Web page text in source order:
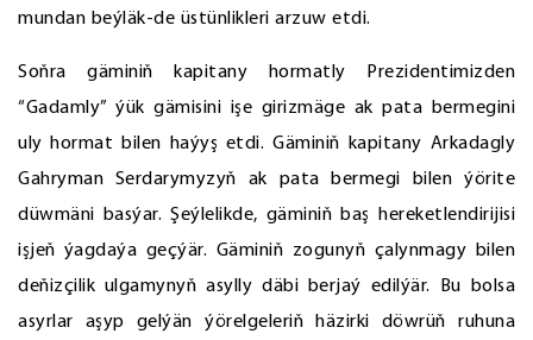
mundan beýläk-de üstünlikleri arzuw etdi.
Soňra gäminiň kapitany hormatly Prezidentimizden
“Gadamly” ýük gämisini işe girizmäge ak pata bermegini
uly hormat bilen haýyş etdi. Gäminiň kapitany Arkadagly
Gahryman Serdarymyzyň ak pata bermegi bilen ýörite
düwmäni basýar. Şeýlelikde, gäminiň baş hereketlendirijisi
işjeň ýagdaýa geçýär. Gäminiň zogunyň çalynmagy bilen
deňizçilik ulgamynyň asylly däbi berjaý edilýär. Bu bolsa
asyrlar aşyp gelýän ýörelgeleriň häzirki döwrüň ruhuna